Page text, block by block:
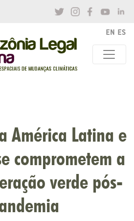
América Latina e
comprometem a
verde pós-